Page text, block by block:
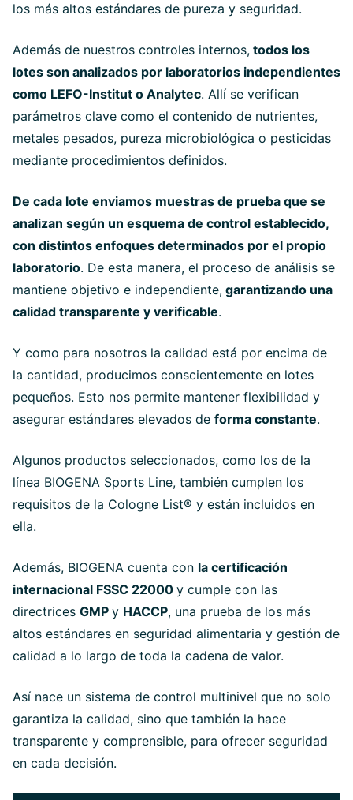
los más altos estándares de pureza y seguridad.
Además de nuestros controles internos, todos los
lotes son analizados por laboratorios independientes
como LEFO-Institut o Analytec. Allí se verifican
parámetros clave como el contenido de nutrientes,
metales pesados, pureza microbiológica o pesticidas
mediante procedimientos definidos.
De cada lote enviamos muestras de prueba que se
analizan según un esquema de control establecido,
con distintos enfoques determinados por el propio
laboratorio. De esta manera, el proceso de análisis se
mantiene objetivo e independiente, garantizando una
calidad transparente y verificable.
Y como para nosotros la calidad está por encima de
la cantidad, producimos conscientemente en lotes
pequeños. Esto nos permite mantener flexibilidad y
asegurar estándares elevados de forma constante.
Algunos productos seleccionados, como los de la
línea BIOGENA Sports Line, también cumplen los
requisitos de la Cologne List® y están incluidos en
ella.
Además, BIOGENA cuenta con la certificación
internacional FSSC 22000 y cumple con las
directrices GMP y HACCP, una prueba de los más
altos estándares en seguridad alimentaria y gestión de
calidad a lo largo de toda la cadena de valor.
Así nace un sistema de control multinivel que no solo
garantiza la calidad, sino que también la hace
transparente y comprensible, para ofrecer seguridad
en cada decisión.